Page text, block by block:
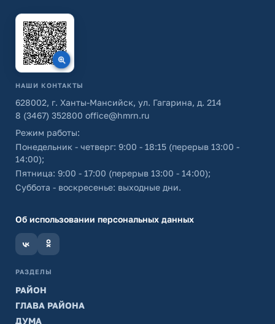
НАШИ КОНТАКТЫ
628002, г. Ханты-Мансийск, ул. Гагарина, д. 214
8 (3467) 352800 office@hmrn.ru
Режим работы:
Понедельник - четверг: 9:00 - 18:15 (перерыв 13:00 -
14:00);
Пятница: 9:00 - 17:00 (перерыв 13:00 - 14:00);
Суббота - воскресенье: выходные дни.
Об использовании персональных данных
РАЗДЕЛЫ
РАЙОН
ГЛАВА РАЙОНА
ДУМА